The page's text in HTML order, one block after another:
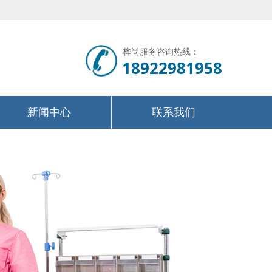
新闻中心 联系我们
桦尚服务咨询热线：
18922981958